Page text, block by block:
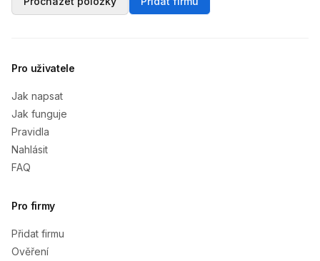
Pro uživatele
Jak napsat
Jak funguje
Pravidla
Nahlásit
FAQ
Pro firmy
Přidat firmu
Ověření